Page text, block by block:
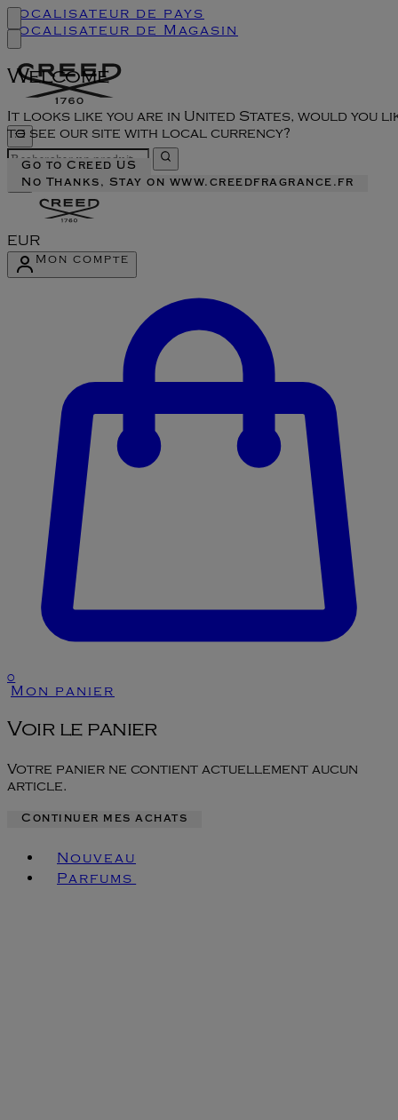
Welcome
It looks like you are in United States, would you
to see our site with local currency?
Go to Creed US
No Thanks, Stay on www.creedfragrance.fr
Localisateur de pays
Localisateur de Magasin
EUR
Mon compte
0
Mon panier
Voir le panier
Votre panier ne contient actuellement aucun
article.
Continuer mes achats
Nouveau
Parfums